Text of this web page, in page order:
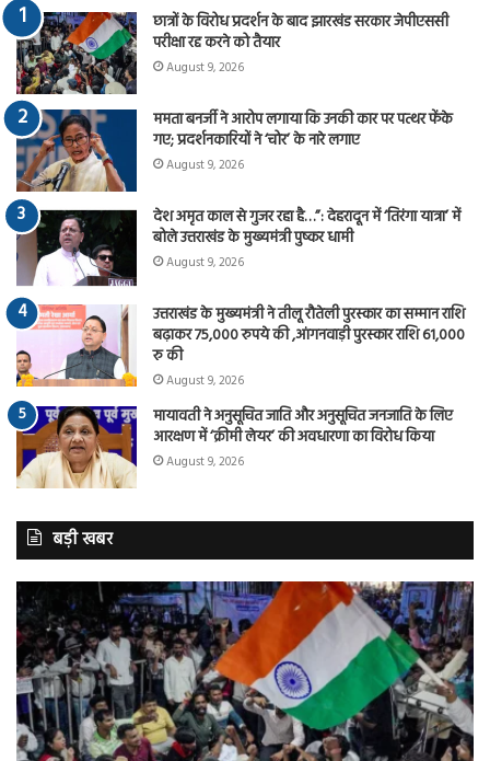
छात्रों के विरोध प्रदर्शन के बाद झारखंड सरकार जेपीएससी
परीक्षा रद्द करने को तैयार
August 9, 2026
ममता बनर्जी ने आरोप लगाया कि उनकी कार पर पत्थर फेंके
गए; प्रदर्शनकारियों ने ‘चोर’ के नारे लगाए
August 9, 2026
देश अमृत काल से गुजर रहा है…”: देहरादून में ‘तिरंगा यात्रा’ में
बोले उत्तराखंड के मुख्यमंत्री पुष्कर धामी
August 9, 2026
उत्तराखंड के मुख्यमंत्री ने तीलू रौतेली पुरस्कार का सम्मान राशि
बढ़ाकर 75,000 रुपये की ,आंगनवाड़ी पुरस्कार राशि 61,000
रु की
August 9, 2026
मायावती ने अनुसूचित जाति और अनुसूचित जनजाति के लिए
आरक्षण में ‘क्रीमी लेयर’ की अवधारणा का विरोध किया
August 9, 2026
बड़ी खबर